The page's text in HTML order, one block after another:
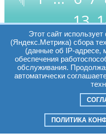
13
Часы работы:
Суб. Воскр. вых.
Разработка
Этот сайт
(Яндекс.Метрика) сбора
(данные об IP-адресе,
обеспечения
обслуживания.
автоматически
ПОЛИТИКА